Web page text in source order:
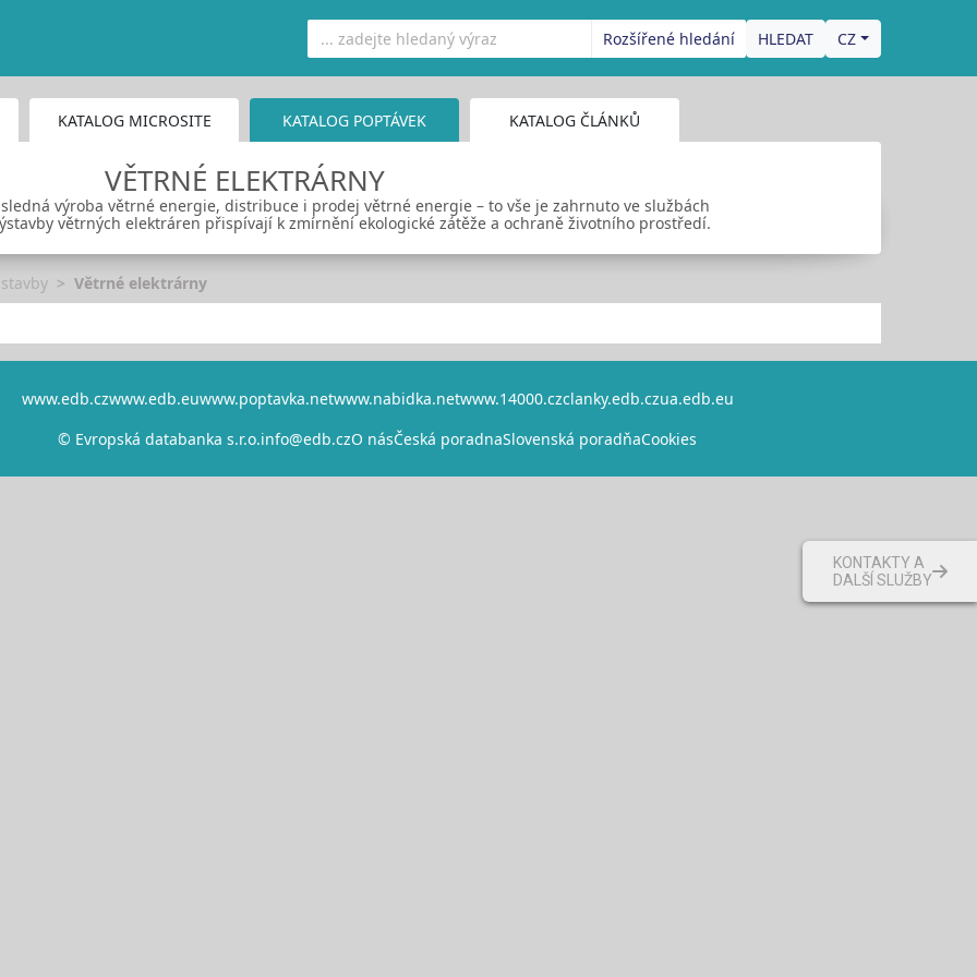
Rozšířené hledání CZ
KATALOG MICROSITE KATALOG POPTÁVEK KATALOG ČLÁNKŮ
VĚTRNÉ ELEKTRÁRNY
výroba větrné energie, distribuce i prodej větrné energie – to vše je zahrnuto ve službách
větrných elektráren přispívají k zmírnění ekologické zátěže a ochraně životního prostředí.
Větrné elektrárny
www.edb.czwww.edb.euwww.poptavka.netwww.nabidka.netwww.14000.czclanky.edb.czua.edb.eu
© Evropská databanka s.r.o.info@edb.czO násČeská poradnaSlovenská poradňaCookies
KONTAKTY A
DALŠÍ SLUŽBY